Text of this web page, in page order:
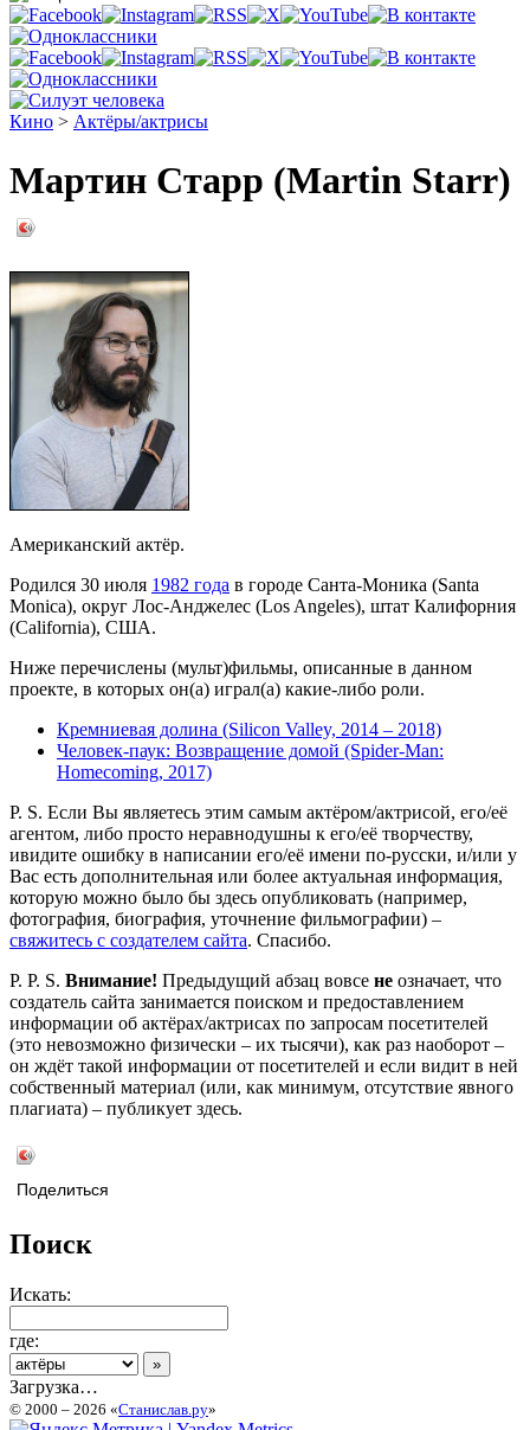
Кино > Актёры/актрисы
Мартин Старр (Martin Starr)
Американский актёр.
Родился 30 июля 1982 года в городе Санта-Моника (Santa
Monica), округ Лос-Анджелес (Los Angeles), штат Калифорния
(California), США.
Ниже перечислены (мульт)фильмы, описанные в данном
проекте, в которых он(а) играл(а) какие-либо роли.
Кремниевая долина (Silicon Valley, 2014 – 2018)
Человек-паук: Возвращение домой (Spider-Man:
Homecoming, 2017)
P. S. Если Вы являетесь этим самым актёром/актрисой, его/её
агентом, либо просто неравнодушны к его/её творчеству,
ивидите ошибку в написании его/её имени по-русски, и/или у
Вас есть дополнительная или более актуальная информация,
которую можно было бы здесь опубликовать (например,
фотография, биография, уточнение фильмографии) –
свяжитесь с создателем сайта. Спасибо.
P. P. S. Внимание! Предыдущий абзац вовсе не означает, что
создатель сайта занимается поиском и предоставлением
информации об актёрах/актрисах по запросам посетителей
(это невозможно физически – их тысячи), как раз наоборот –
он ждёт такой информации от посетителей и если видит в ней
собственный материал (или, как минимум, отсутствие явного
плагиата) – публикует здесь.
Поделиться
Поиск
Искать:
где:
Загрузка…
© 2000 – 2026 «Станислав.ру»